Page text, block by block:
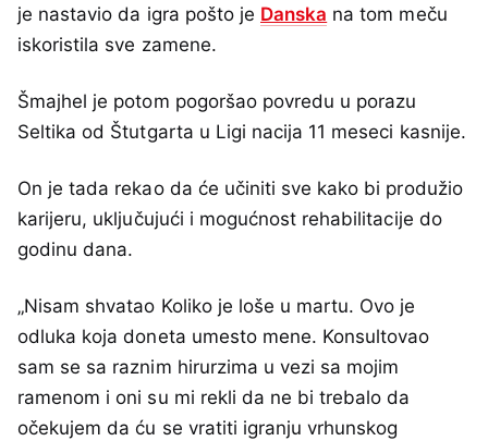
je nastavio da igra pošto je Danska na tom meču
iskoristila sve zamene.
Šmajhel je potom pogoršao povredu u porazu
Seltika od Štutgarta u Ligi nacija 11 meseci kasnije.
On je tada rekao da će učiniti sve kako bi produžio
karijeru, uključujući i mogućnost rehabilitacije do
godinu dana.
„Nisam shvatao Koliko je loše u martu. Ovo je
odluka koja doneta umesto mene. Konsultovao
sam se sa raznim hirurzima u vezi sa mojim
ramenom i oni su mi rekli da ne bi trebalo da
očekujem da ću se vratiti igranju vrhunskog